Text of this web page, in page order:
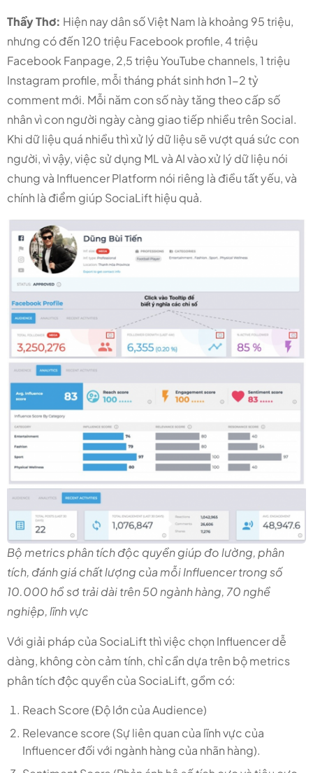
Thầy Thơ: Hiện nay dân số Việt Nam là khoảng 95 triệu,
nhưng có đến 120 triệu Facebook profile, 4 triệu
Facebook Fanpage, 2,5 triệu YouTube channels, 1 triệu
Instagram profile, mỗi tháng phát sinh hơn 1-2 tỷ
comment mới. Mỗi năm con số này tăng theo cấp số
nhân vì con người ngày càng giao tiếp nhiều trên Social.
Khi dữ liệu quá nhiều thì xử lý dữ liệu sẽ vượt quá sức con
người, vì vậy, việc sử dụng ML và AI vào xử lý dữ liệu nói
chung và Influencer Platform nói riêng là điều tất yếu, và
chính là điểm giúp SociaLift hiệu quả.
Bộ metrics phân tích độc quyền giúp đo lường, phân
tích, đánh giá chất lượng của mỗi Influencer trong số
10.000 hồ sơ trải dài trên 50 ngành hàng, 70 nghề
nghiệp, lĩnh vực
Với giải pháp của SociaLift thì việc chọn Influencer dễ
dàng, không còn cảm tính, chỉ cần dựa trên bộ metrics
phân tích độc quyền của SociaLift, gồm có:
Reach Score (Độ lớn của Audience)
Relevance score (Sự liên quan của lĩnh vực của
Influencer đối với ngành hàng của nhãn hàng).